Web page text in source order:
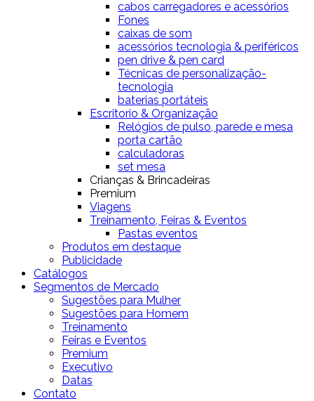
cabos carregadores e acessórios
Fones
caixas de som
acessórios tecnologia & periféricos
pen drive & pen card
Técnicas de personalização-
tecnologia
baterias portáteis
Escritorio & Organização
Relógios de pulso, parede e mesa
porta cartão
calculadoras
set mesa
Crianças & Brincadeiras
Premium
Viagens
Treinamento, Feiras & Eventos
Pastas eventos
Produtos em destaque
Publicidade
Catálogos
Segmentos de Mercado
Sugestões para Mulher
Sugestões para Homem
Treinamento
Feiras e Eventos
Premium
Executivo
Datas
Contato